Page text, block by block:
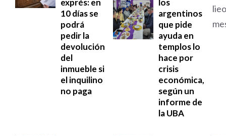
10 días se
podrá
pedir la
devolución
del
inmueble si
el inquilino
no paga
argentinos
que pide
ayuda en
templos lo
hace por
crisis
económica,
según un
informe de
la UBA